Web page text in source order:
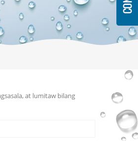
at lumitaw bilang